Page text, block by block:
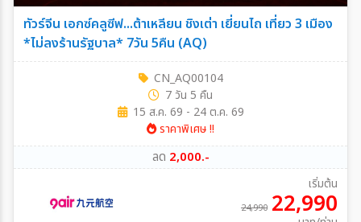
ทัวร์จีน เอกซ์คลูซีฟ...ต้าเหลียน ชิงเต่า เยี่ยนไถ เที่ยว 3 เมือง
*ไม่ลงร้านรัฐบาล* 7วัน 5คืน (AQ)
CN_AQ00104
7 วัน 5 คืน
15 ส.ค. 69 - 24 ต.ค. 69
ราคาพิเศษ !!
ลด 2,000.-
เริ่มต้น
24,990 22,990